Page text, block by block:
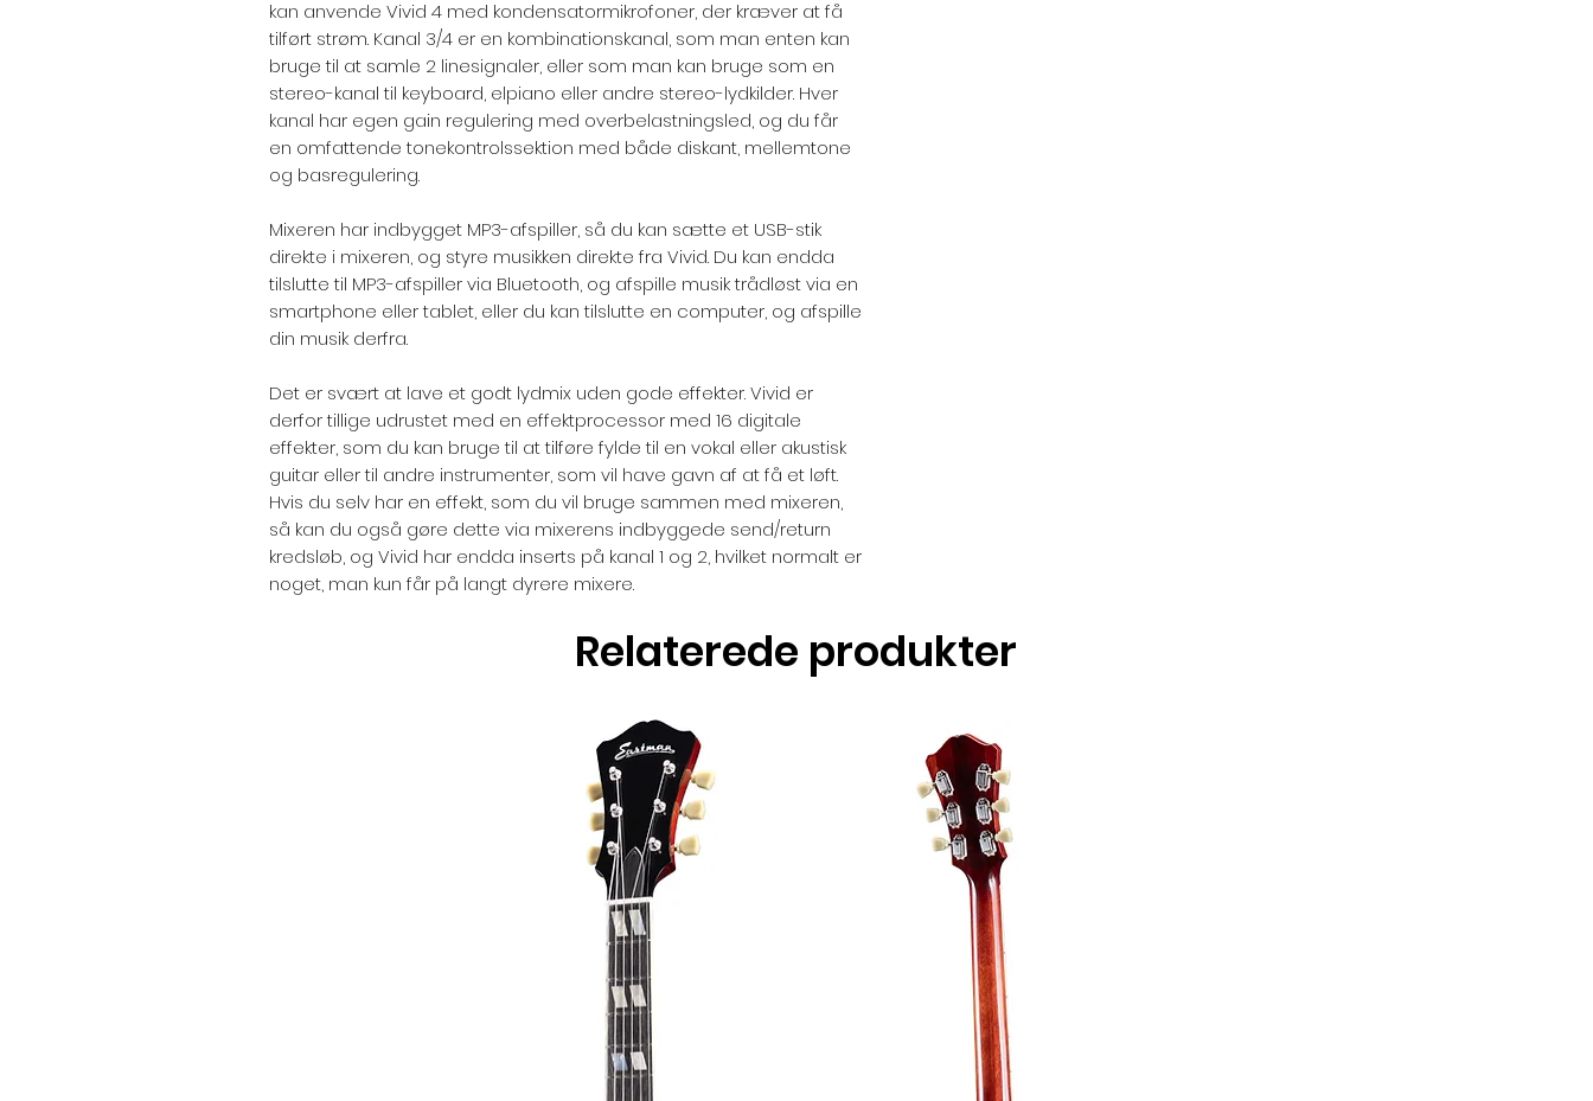
kan anvende Vivid 4 med kondensatormikrofoner, der kræver at få
tilført strøm. Kanal 3/4 er en kombinationskanal, som man enten kan
bruge til at samle 2 linesignaler, eller som man kan bruge som en
stereo-kanal til keyboard, elpiano eller andre stereo-lydkilder. Hver
kanal har egen gain regulering med overbelastningsled, og du får
en omfattende tonekontrolssektion med både diskant, mellemtone
og basregulering.
Mixeren har indbygget MP3-afspiller, så du kan sætte et USB-stik
direkte i mixeren, og styre musikken direkte fra Vivid. Du kan endda
tilslutte til MP3-afspiller via Bluetooth, og afspille musik trådløst via en
smartphone eller tablet, eller du kan tilslutte en computer, og afspille
din musik derfra.
Det er svært at lave et godt lydmix uden gode effekter. Vivid er
derfor tillige udrustet med en effektprocessor med 16 digitale
effekter, som du kan bruge til at tilføre fylde til en vokal eller akustisk
guitar eller til andre instrumenter, som vil have gavn af at få et løft.
Hvis du selv har en effekt, som du vil bruge sammen med mixeren,
så kan du også gøre dette via mixerens indbyggede send/return
kredsløb, og Vivid har endda inserts på kanal 1 og 2, hvilket normalt er
noget, man kun får på langt dyrere mixere.
Relaterede produkter